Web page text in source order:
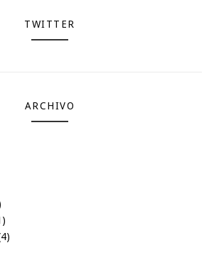
TWITTER
ARCHIVO